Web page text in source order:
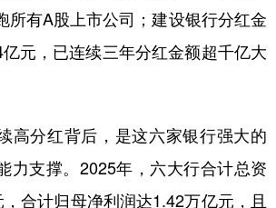
吉林 上海 江苏
安徽 福建 江西
广西 海南 重庆
贵州 云南 西藏
所有A股上市公司；建设银行分红金
元，已连续三年分红金额超千亿大
分红背后，是这六家银行强大的
力支撑。2025年，六大行合计总资
合计归母净利润达1.42万亿元，且